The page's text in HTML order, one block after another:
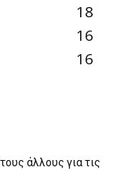
18
16
16
άλλους για τις